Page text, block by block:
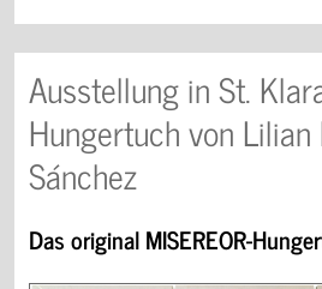
Ausstellung in St.
Hungertuch von
Sánchez
Das original MISEREOR-